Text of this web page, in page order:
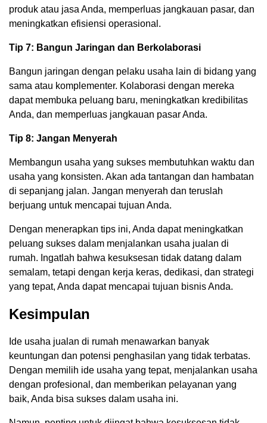
produk atau jasa Anda, memperluas jangkauan pasar, dan
meningkatkan efisiensi operasional.
Tip 7: Bangun Jaringan dan Berkolaborasi
Bangun jaringan dengan pelaku usaha lain di bidang yang
sama atau komplementer. Kolaborasi dengan mereka
dapat membuka peluang baru, meningkatkan kredibilitas
Anda, dan memperluas jangkauan pasar Anda.
Tip 8: Jangan Menyerah
Membangun usaha yang sukses membutuhkan waktu dan
usaha yang konsisten. Akan ada tantangan dan hambatan
di sepanjang jalan. Jangan menyerah dan teruslah
berjuang untuk mencapai tujuan Anda.
Dengan menerapkan tips ini, Anda dapat meningkatkan
peluang sukses dalam menjalankan usaha jualan di
rumah. Ingatlah bahwa kesuksesan tidak datang dalam
semalam, tetapi dengan kerja keras, dedikasi, dan strategi
yang tepat, Anda dapat mencapai tujuan bisnis Anda.
Kesimpulan
Ide usaha jualan di rumah menawarkan banyak
keuntungan dan potensi penghasilan yang tidak terbatas.
Dengan memilih ide usaha yang tepat, menjalankan usaha
dengan profesional, dan memberikan pelayanan yang
baik, Anda bisa sukses dalam usaha ini.